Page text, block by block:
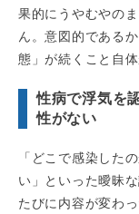
果的にうやむやの
ん。意図的である
態」が続くこと自
性病で浮気を
性がない
「どこで感染した
い」といった曖昧
たびに内容が変わ